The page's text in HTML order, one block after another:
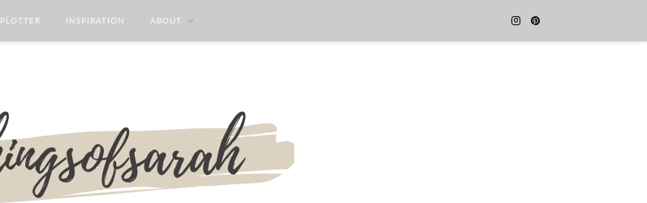
PLOTTER INSPIRATION ABOUT